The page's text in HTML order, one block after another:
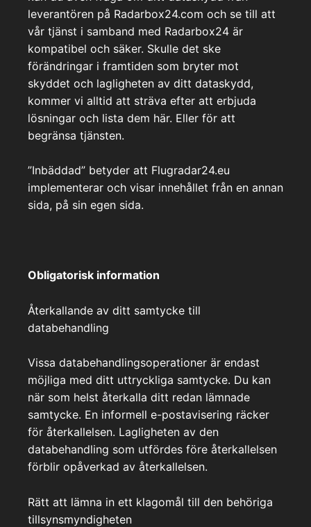
leverantören på Radarbox24.com och se till att
vår tjänst i samband med Radarbox24 är
kompatibel och säker. Skulle det ske
förändringar i framtiden som bryter mot
skyddet och lagligheten av ditt dataskydd,
kommer vi alltid att sträva efter att erbjuda
lösningar och lista dem här. Eller för att
begränsa tjänsten.
”Inbäddad” betyder att Flugradar24.eu
implementerar och visar innehållet från en annan
sida, på sin egen sida.
Obligatorisk information
Återkallande av ditt samtycke till
databehandling
Vissa databehandlingsoperationer är endast
möjliga med ditt uttryckliga samtycke. Du kan
när som helst återkalla ditt redan lämnade
samtycke. En informell e-postavisering räcker
för återkallelsen. Lagligheten av den
databehandling som utfördes före återkallelsen
förblir opåverkad av återkallelsen.
Rätt att lämna in ett klagomål till den behöriga
tillsynsmyndigheten